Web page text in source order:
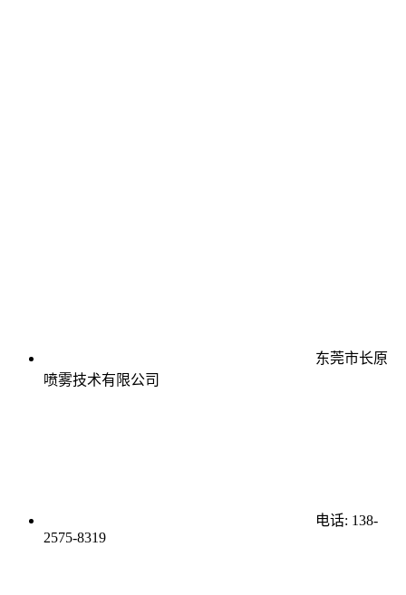
东莞市长原
喷雾技术有限公司
电话: 138-
2575-8319